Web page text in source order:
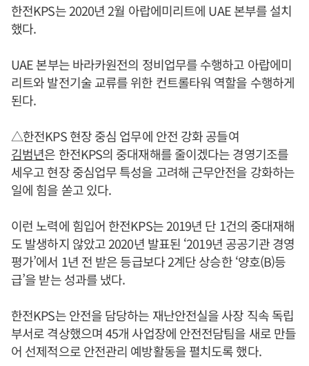
한전KPS는 2020년 2월 아랍에미리트에 UAE 본부를 설치
했다.
UAE 본부는 바라카원전의 정비업무를 수행하고 아랍에미
리트와 발전기술 교류를 위한 컨트롤타워 역할을 수행하게
된다.
△한전KPS 현장 중심 업무에 안전 강화 공들여
김범년은 한전KPS의 중대재해를 줄이겠다는 경영기조를
세우고 현장 중심업무 특성을 고려해 근무안전을 강화하는
일에 힘을 쏟고 있다.
이런 노력에 힘입어 한전KPS는 2019년 단 1건의 중대재해
도 발생하지 않았고 2020년 발표된 ‘2019년 공공기관 경영
평가’에서 1년 전 받은 등급보다 2계단 상승한 ‘양호(B)등
급’을 받는 성과를 냈다.
한전KPS는 안전을 담당하는 재난안전실을 사장 직속 독립
부서로 격상했으며 45개 사업장에 안전전담팀을 새로 만들
어 선제적으로 안전관리 예방활동을 펼치도록 했다.